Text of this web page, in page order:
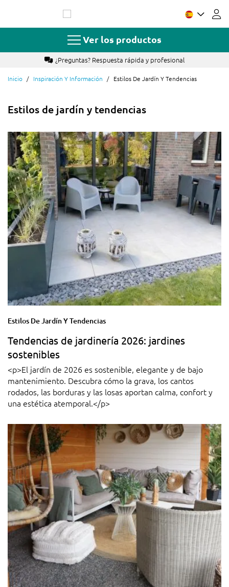
contenido
Ver los productos
¿Preguntas? Respuesta rápida y profesional
Inicio Inspiración Y Información Estilos De Jardín Y Tendencias
Estilos de jardín y tendencias
Estilos De Jardín Y Tendencias
Tendencias de jardinería 2026: jardines
sostenibles
<p>El jardín de 2026 es sostenible, elegante y de bajo
mantenimiento. Descubra cómo la grava, los cantos
rodados, las borduras y las losas aportan calma, confort y
una estética atemporal.</p>